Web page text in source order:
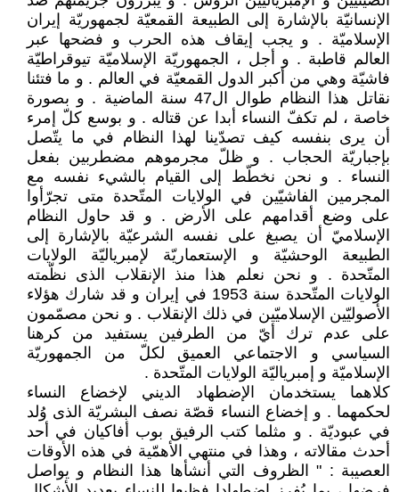
الإنسانيّة بالإشارة إلى الطبيعة القمعيّة لجمهوريّة إيران
الإسلاميّة . و يجب إيقاف هذه الحرب و فضحها عبر
العالم قاطبة . و أجل ، الجمهوريّة الإسلاميّة تيوقراطيّة
فاشيّة وهي من أكبر الدول القمعيّة في العالم . و ما فتئنا
نقاتل هذا النظام طوال ال47 سنة الماضية . و بصورة
خاصة ، لم تكفّ النساء أبدا عن قتاله . و بوسع كلّ إمرء
أن يرى بنفسه كيف تصدّينا لهذا النظام في ما يتّصل
بإجباريّة الحجاب . و ظلّ مجرموهم مضطربين بفعل
النساء . و نحن نخطّط إلى القيام بالشيء نفسه مع
المجرمين الفاشيّين في الولايات المتّحدة متى تجرّأوا
على وضع أقدامهم على الأرض . و قد حاول النظام
الإسلاميّ أن يصبغ على نفسه الشرعيّة بالإشارة إلى
الطبيعة الوحشيّة و الإستعماريّة لإمبرياليّة الولايات
المتّحدة . و نحن نعلم هذا منذ الإنقلاب الذى نظّمته
الولايات المتّحدة سنة 1953 في إيران و قد شارك هؤلاء
الأصوليّين الإسلاميّين في ذلك الإنقلاب . و نحن مصمّمون
على عدم ترك أيّ من الطرفين يستفيد من كرهنا
السياسي و الاجتماعي العميق لكلّ من الجمهوريّة
الإسلاميّة و إمبرياليّة الولايات المتّحدة .
كلاهما يستخدمان الإضطهاد الديني لإخضاع النساء
لحكمهما . و إخضاع النساء قصّة نصف البشريّة الذى وُلد
في عبوديّة . و مثلما كتب الرفيق بوب أفاكيان في أحد
أحدث مقالاته ، وهذا في منتهي الأهمّية في هذه الأوقات
العصيبة : " الظروف التي أنشأها هذا النظام و يواصل